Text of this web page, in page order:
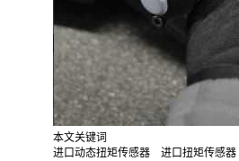
本文关键词
进口动态扭矩传感器 进口扭矩传感